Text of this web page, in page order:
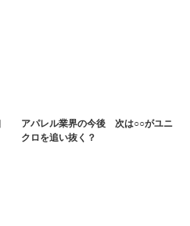
アパレル業界の今後 次は○○がユニ
クロを追い抜く？